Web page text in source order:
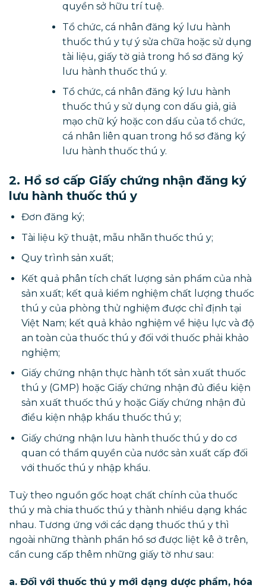
quyền sở hữu trí tuệ.
Tổ chức, cá nhân đăng ký lưu hành
thuốc thú y tự ý sửa chữa hoặc sử dụng
tài liệu, giấy tờ giả trong hồ sơ đăng ký
lưu hành thuốc thú y.
Tổ chức, cá nhân đăng ký lưu hành
thuốc thú y sử dụng con dấu giả, giả
mạo chữ ký hoặc con dấu của tổ chức,
cá nhân liên quan trong hồ sơ đăng ký
lưu hành thuốc thú y.
2. Hồ sơ cấp Giấy chứng nhận đăng ký
lưu hành thuốc thú y
Đơn đăng ký;
Tài liệu kỹ thuật, mẫu nhãn thuốc thú y;
Quy trình sản xuất;
Kết quả phân tích chất lượng sản phẩm của nhà
sản xuất; kết quả kiểm nghiệm chất lượng thuốc
thú y của phòng thử nghiệm được chỉ định tại
Việt Nam; kết quả khảo nghiệm về hiệu lực và độ
an toàn của thuốc thú y đối với thuốc phải khảo
nghiệm;
Giấy chứng nhận thực hành tốt sản xuất thuốc
thú y (GMP) hoặc Giấy chứng nhận đủ điều kiện
sản xuất thuốc thú y hoặc Giấy chứng nhận đủ
điều kiện nhập khẩu thuốc thú y;
Giấy chứng nhận lưu hành thuốc thú y do cơ
quan có thẩm quyền của nước sản xuất cấp đối
với thuốc thú y nhập khẩu.
Tuỳ theo nguồn gốc hoạt chất chính của thuốc
thú y mà chia thuốc thú y thành nhiều dạng khác
nhau. Tương ứng với các dạng thuốc thú y thì
ngoài những thành phần hồ sơ được liệt kê ở trên,
cần cung cấp thêm những giấy tờ như sau:
a. Đối với thuốc thú y mới dạng dược phẩm, hóa